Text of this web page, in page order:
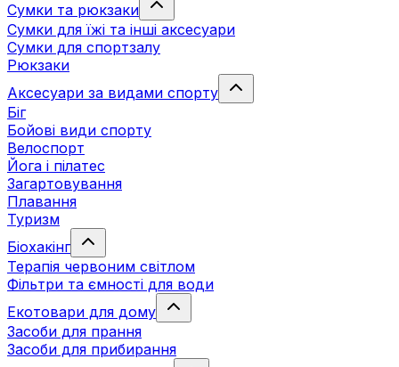
Сумки та рюкзаки
Сумки для їжі та інші аксесуари
Сумки для спортзалу
Рюкзаки
Аксесуари за видами спорту
Біг
Бойові види спорту
Велоспорт
Йога і пілатес
Загартовування
Плавання
Туризм
Біохакінг
Терапія червоним світлом
Фільтри та ємності для води
Екотовари для дому
Засоби для прання
Засоби для прибирання